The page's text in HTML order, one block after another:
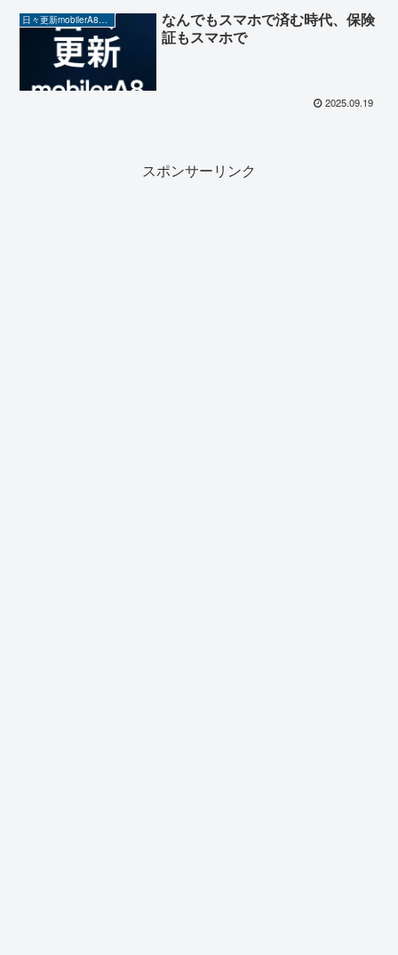
日々更新mobilerA8（Yahoo!ニュースを毎日ウォッチ）
なんでもスマホで済む時代、保険
証もスマホで
2025.09.19
スポンサーリンク